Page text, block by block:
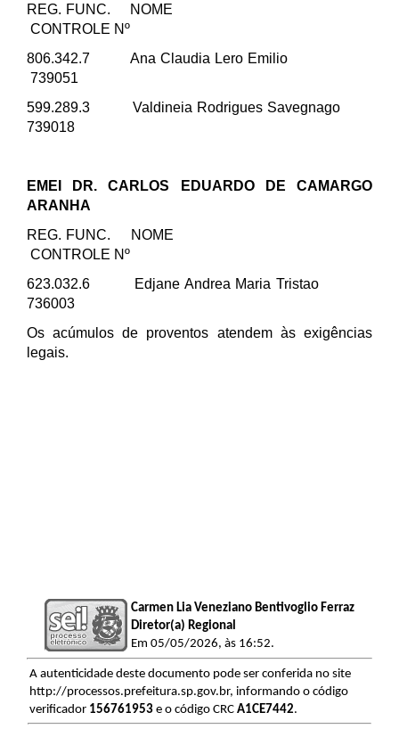
REG. FUNC. NOME
CONTROLE Nº
806.342.7 Ana Claudia Lero Emilio
739051
599.289.3 Valdineia Rodrigues Savegnago
739018
EMEI DR. CARLOS EDUARDO DE CAMARGO
ARANHA
REG. FUNC. NOME
CONTROLE Nº
623.032.6 Edjane Andrea Maria Tristao
736003
Os acúmulos de proventos atendem às exigências
legais.
Carmen Lia Veneziano Bentivoglio Ferraz
Diretor(a) Regional
Em 05/05/2026, às 16:52.
A autenticidade deste documento pode ser conferida no site
http://processos.prefeitura.sp.gov.br, informando o código
verificador 156761953e o código CRC A1CE7442.